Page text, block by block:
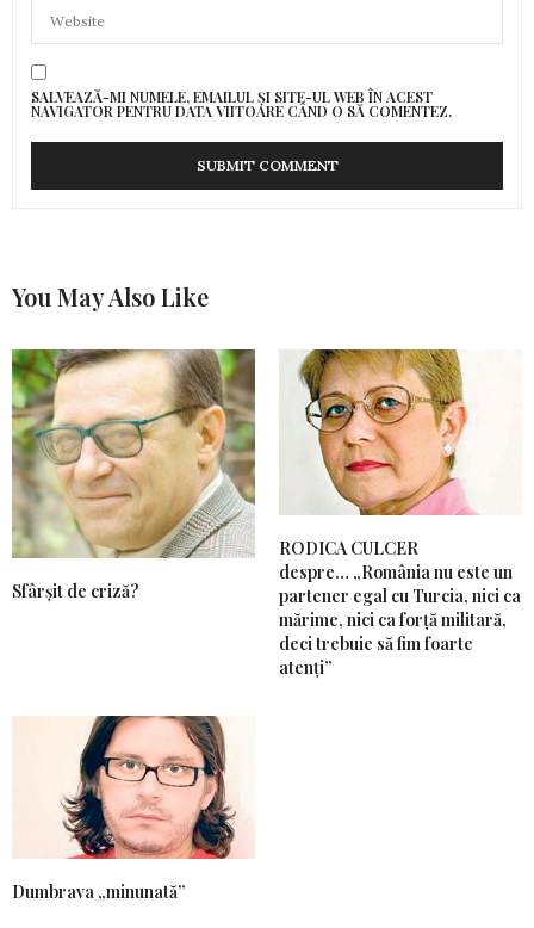
SALVEAZĂ-MI NUMELE, EMAILUL ȘI SITE-UL WEB ÎN ACEST
NAVIGATOR PENTRU DATA VIITOARE CÂND O SĂ COMENTEZ.
You May Also Like
Sfârșit de criză?
RODICA CULCER
despre… „România nu este un
partener egal cu Turcia, nici ca
mărime, nici ca forță militară,
deci trebuie să fim foarte
atenți”
Dumbrava „minunată”